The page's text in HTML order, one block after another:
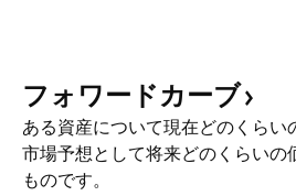
フォワードカーブ
ある資産について現在どのくらい
市場予想として将来どのくらいの
ものです。